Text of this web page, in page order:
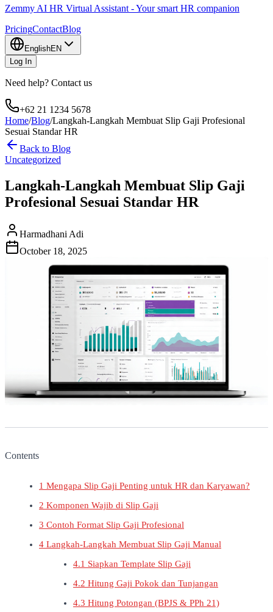
Zemmy AI HR Virtual Assistant - Your smart HR companion
PricingContactBlog
EnglishEN
Log In
Need help? Contact us
+62 21 1234 5678
Home/Blog/Langkah-Langkah Membuat Slip Gaji Profesional
Sesuai Standar HR
Back to Blog
Uncategorized
Langkah-Langkah Membuat Slip Gaji
Profesional Sesuai Standar HR
Harmadhani Adi
October 18, 2025
Contents
1 Mengapa Slip Gaji Penting untuk HR dan Karyawan?
2 Komponen Wajib di Slip Gaji
3 Contoh Format Slip Gaji Profesional
4 Langkah-Langkah Membuat Slip Gaji Manual
4.1 Siapkan Template Slip Gaji
4.2 Hitung Gaji Pokok dan Tunjangan
4.3 Hitung Potongan (BPJS & PPh 21)